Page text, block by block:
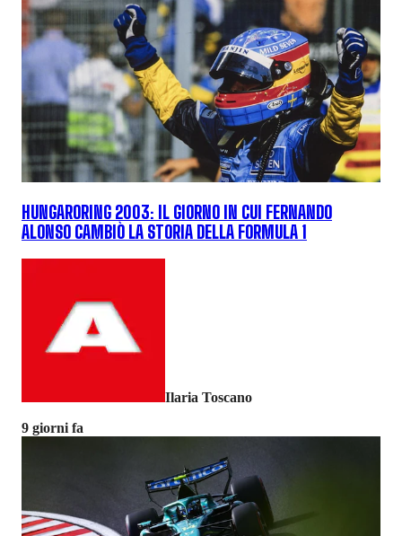
HUNGARORING 2003: IL GIORNO IN CUI FERNANDO
ALONSO CAMBIÒ LA STORIA DELLA FORMULA 1
Ilaria Toscano
9 giorni fa